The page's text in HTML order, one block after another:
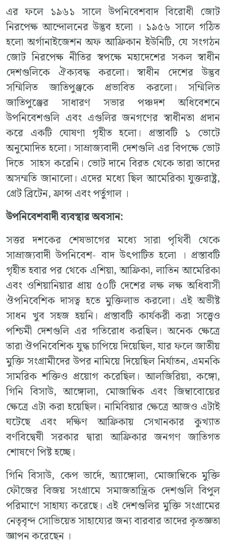
এর ফলে ১৯৬১ সালে উপনিবেশবাদ বিরোধী জোট
নিরপেক্ষ আন্দোলনের উদ্ভব হলো । ১৯৫৬ সালে গঠিত
হলো অর্গানাইজেশন অফ আফ্রিকান ইউনিটি, যে সংগঠন
জোট নিরপেক্ষ নীতির স্বপক্ষে মহাদেশের সকল স্বাধীন
দেশগুলিকে ঐক্যবদ্ধ করলো। স্বাধীন দেশের উদ্ভব
সম্মিলিত জাতিপুঞ্জকে প্রভাবিত করলো। সম্মিলিত
জাতিপুঞ্জের সাধারণ সভার পঞ্চদশ অধিবেশনে
উপনিবেশগুলি এবং এগুলির জনগণের স্বাধীনতা প্রদান
করে একটি ঘোষণা গৃহীত হলো। প্রস্তাবটি ১ ভোটে
অনুমোদিত হলো। সাম্রাজ্যবাদী দেশগুলি এর বিপক্ষে ভোট
দিতে সাহস করেনি। ভোট দানে বিরত থেকে তারা তাদের
অসম্মতি জানালো। এদের মধ্যে ছিল আমেরিকা যুক্তরাষ্ট্র,
গ্রেট ব্রিটেন, ফ্রান্স এবং পর্তুগাল ।
উপনিবেশবাদীব্যবস্থারঅবসান:
সত্তর দশকের শেষভাগের মধ্যে সারা পৃথিবী থেকে
সাম্রাজ্যবাদী উপনিবেশ- বাদ উৎপাটিত হলো । প্রস্তাবটি
গৃহীত হবার পর থেকে এশিয়া, আফ্রিকা, লাতিন আমেরিকা
এবং ওশিয়ানিয়ার প্রায় ৫০টি দেশের লক্ষ লক্ষ অধিবাসী
ঔপনিবেশিক দাসত্ব হতে মুক্তিলাভ করলো। এই অভীষ্ট
সাধন খুব সহজ হয়নি। প্রস্তাবটি কার্যকরী করা সত্ত্বেও
পশ্চিমী দেশগুলি এর গতিরোধ করছিল। অনেক ক্ষেত্রে
তারা ঔপনিবেশিক যুদ্ধ চাপিয়ে দিয়েছিল, যার ফলে জাতীয়
মুক্তি সংগ্রামীদের উপর নামিয়ে দিয়েছিল নির্যাতন, এমনকি
সামরিক শক্তিও প্রয়োগ করেছিল। আলজিরিয়া, কঙ্গো,
গিনি বিসাউ, আঙ্গোলা, মোজাম্বিক এবং জিম্বাবোয়ের
ক্ষেত্রে এটা করা হয়েছিল। নামিবিয়ার ক্ষেত্রে আজও এটাই
ঘটেছে এবং দক্ষিণ আফ্রিকায় সেখানকার কুখ্যাত
বর্ণবিদ্বেষী সরকার দ্বারা আফ্রিকার জনগণ জাতিগত
শোষণে পিষ্ট হচ্ছে।
গিনি বিসাউ, কেপ ভার্দে, অ্যাঙ্গোলা, মোজাম্বিকে মুক্তি
ফৌজের বিজয় সংগ্রামে সমাজতান্ত্রিক দেশগুলি বিপুল
পরিমাণে সাহায্য করেছে। এই দেশগুলির মুক্তি সংগ্রামের
নেতৃবৃন্দ সোভিয়েত সাহায্যের জন্য বারবার তাদের কৃতজ্ঞতা
জ্ঞাপন করেছেন ।